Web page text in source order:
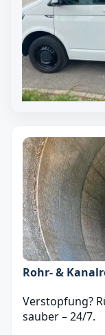
Rohr- &
Verstopfung?
sauber – 24/7.